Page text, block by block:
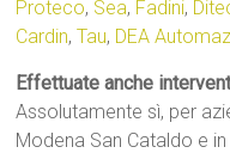
Proteco, Sea, Fadini,
Cardin,Tau, DEA
Effettuate anche
Assolutamente sì, per
Modena San Cataldo e